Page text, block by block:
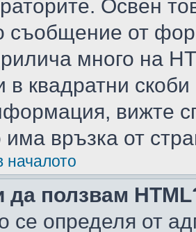
Освен
съобщение от
много на
в квадратни
вижте
има връзка от
началото
да ползвам
се определя от